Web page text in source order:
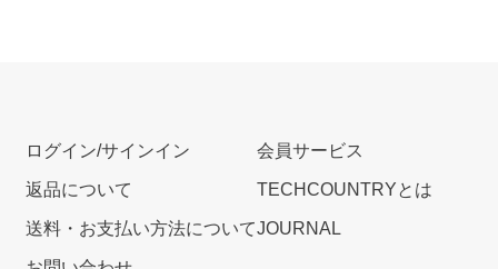
ログイン/サインイン
返品について
送料・お支払い方法について
会員サービス
TECHCOUNTRYとは
JOURNAL